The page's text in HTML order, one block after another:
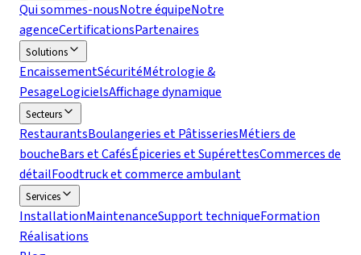
Qui sommes-nousNotre équipeNotre
agenceCertificationsPartenaires
Solutions
EncaissementSécuritéMétrologie &
PesageLogicielsAffichage dynamique
Secteurs
RestaurantsBoulangeries et PâtisseriesMétiers de
boucheBars et CafésÉpiceries et SupérettesCommerces de
détailFoodtruck et commerce ambulant
Services
InstallationMaintenanceSupport techniqueFormation
Réalisations